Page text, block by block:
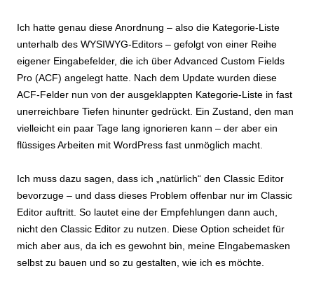
Ich hatte genau diese Anordnung – also die Kategorie-Liste
unterhalb des WYSIWYG-Editors – gefolgt von einer Reihe
eigener Eingabefelder, die ich über Advanced Custom Fields
Pro (ACF) angelegt hatte. Nach dem Update wurden diese
ACF-Felder nun von der ausgeklappten Kategorie-Liste in fast
unerreichbare Tiefen hinunter gedrückt. Ein Zustand, den man
vielleicht ein paar Tage lang ignorieren kann – der aber ein
flüssiges Arbeiten mit WordPress fast unmöglich macht.
Ich muss dazu sagen, dass ich „natürlich“ den Classic Editor
bevorzuge – und dass dieses Problem offenbar nur im Classic
Editor auftritt. So lautet eine der Empfehlungen dann auch,
nicht den Classic Editor zu nutzen. Diese Option scheidet für
mich aber aus, da ich es gewohnt bin, meine EIngabemasken
selbst zu bauen und so zu gestalten, wie ich es möchte.